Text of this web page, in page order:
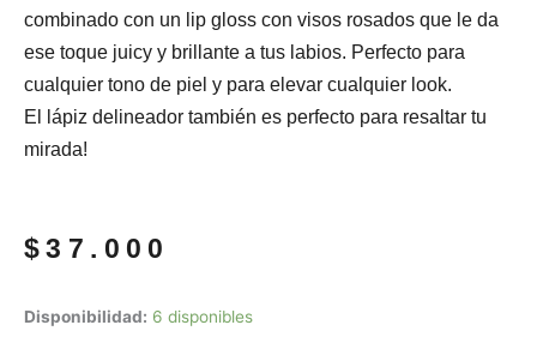
combinado con un lip gloss con visos rosados que le da
ese toque juicy y brillante a tus labios. Perfecto para
cualquier tono de piel y para elevar cualquier look.
El lápiz delineador también es perfecto para resaltar tu
mirada!
$37.000
Disponibilidad: 6 disponibles
Lip